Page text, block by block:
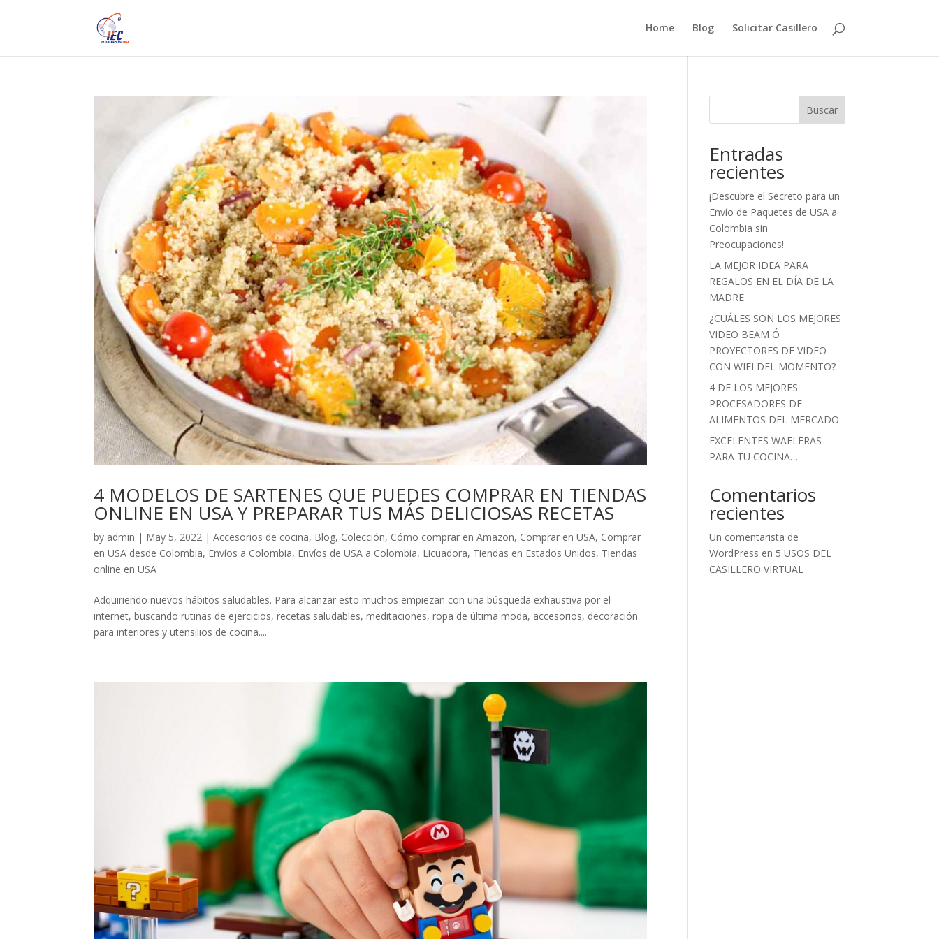
Home Blog Solicitar Casillero
4 MODELOS DE SARTENES QUE PUEDES COMPRAR EN TIENDAS
ONLINE EN USA Y PREPARAR TUS MÁS DELICIOSAS RECETAS
by admin | May 5, 2022 |Accesorios de cocina, Blog, Colección, Cómo comprar en Amazon, Comprar en USA, Comprar
en USA desde Colombia, Envíos a Colombia, Envíos de USA a Colombia, Licuadora, Tiendas en Estados Unidos, Tiendas
online en USA
Adquiriendo nuevos hábitos saludables. Para alcanzar esto muchos empiezan con una búsqueda exhaustiva por el
internet, buscando rutinas de ejercicios, recetas saludables, meditaciones, ropa de última moda, accesorios, decoración
para interiores y utensilios de cocina....
Buscar
Entradas
recientes
¡Descubre el Secreto para un
Envío de Paquetes de USA a
Colombia sin
Preocupaciones!
LA MEJOR IDEA PARA
REGALOS EN EL DÍA DE LA
MADRE
¿CUÁLES SON LOS MEJORES
VIDEO BEAM Ó
PROYECTORES DE VIDEO
CON WIFI DEL MOMENTO?
4 DE LOS MEJORES
PROCESADORES DE
ALIMENTOS DEL MERCADO
EXCELENTES WAFLERAS
PARA TU COCINA…
Comentarios
recientes
Un comentarista de
WordPress en 5 USOS DEL
CASILLERO VIRTUAL